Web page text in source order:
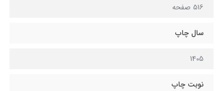
516 صفحه
سال چاپ
1405
نوبت چاپ